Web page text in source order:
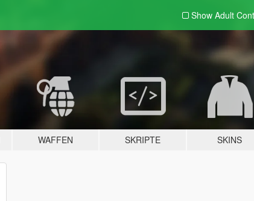
Show Adult
WAFFEN SKRIPTE SKINS